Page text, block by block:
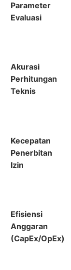
Parameter
Evaluasi
Akurasi
Perhitungan
Teknis
Kecepatan
Penerbitan
Izin
Efisiensi
Anggaran
(CapEx/OpEx)